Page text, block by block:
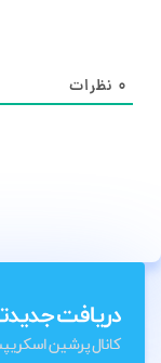
۰ نظرات